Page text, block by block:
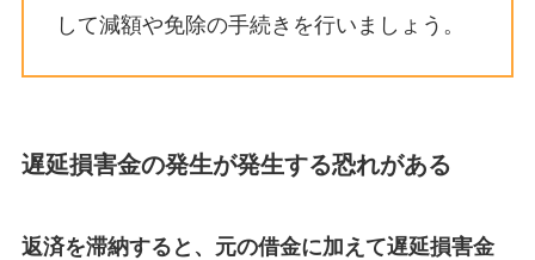
して減額や免除の手続きを行いましょう。
遅延損害金の発生が発生する恐れがある
返済を滞納すると、元の借金に加えて遅延損害金